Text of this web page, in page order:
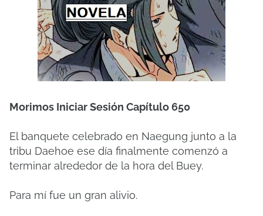
Morimos Iniciar Sesión Capítulo 650
El banquete celebrado en Naegung junto a la
tribu Daehoe ese día finalmente comenzó a
terminar alrededor de la hora del Buey.
Para mí fue un gran alivio.